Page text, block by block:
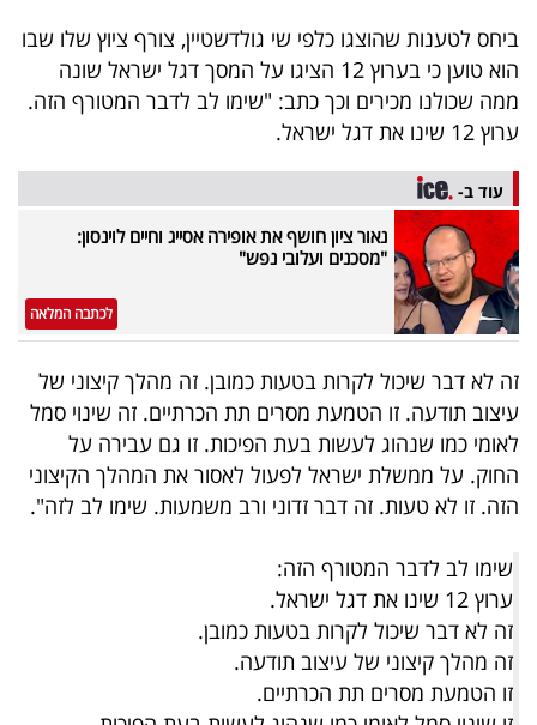
ביחס לטענות שהוצגו כלפי שי גולדשטיין, צורף ציוץ שלו שבו
הוא טוען כי בערוץ 12 הציגו על המסך דגל ישראל שונה
ממה שכולנו מכירים וכך כתב: "שימו לב לדבר המטורף הזה.
ערוץ 12 שינו את דגל ישראל.
עוד ב-
נאור ציון חושף את אופירה אסייג וחיים לוינסון:
"מסכנים ועלובי נפש"
לכתבה המלאה
זה לא דבר שיכול לקרות בטעות כמובן. זה מהלך קיצוני של
עיצוב תודעה. זו הטמעת מסרים תת הכרתיים. זה שינוי סמל
לאומי כמו שנהוג לעשות בעת הפיכות. זו גם עבירה על
החוק. על ממשלת ישראל לפעול לאסור את המהלך הקיצוני
הזה. זו לא טעות. זה דבר זדוני ורב משמעות. שימו לב לזה".
שימו לב לדבר המטורף הזה:
ערוץ 12 שינו את דגל ישראל.
זה לא דבר שיכול לקרות בטעות כמובן.
זה מהלך קיצוני של עיצוב תודעה.
זו הטמעת מסרים תת הכרתיים.